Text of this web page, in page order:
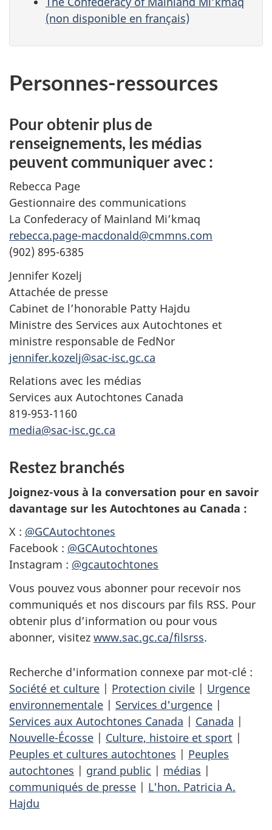
(non disponible en français)
Personnes-ressources
Pour obtenir plus de
renseignements, les médias
peuvent communiquer avec :
Rebecca Page
Gestionnaire des communications
La Confederacy of Mainland Mi’kmaq
rebecca.page-macdonald@cmmns.com
(902) 895-6385
Jennifer Kozelj
Attachée de presse
Cabinet de l’honorable Patty Hajdu
Ministre des Services aux Autochtones et
ministre responsable de FedNor
jennifer.kozelj@sac-isc.gc.ca
Relations avec les médias
Services aux Autochtones Canada
819-953-1160
media@sac-isc.gc.ca
Restez branchés
Joignez-vous à la conversation pour en savoir
davantage sur les Autochtones au Canada :
X : @GCAutochtones
Facebook : @GCAutochtones
Instagram : @gcautochtones
Vous pouvez vous abonner pour recevoir nos
communiqués et nos discours par fils RSS. Pour
obtenir plus d’information ou pour vous
abonner, visitez www.sac.gc.ca/filsrss.
Recherche d'information connexe par mot-clé :
Société et culture | Protection civile | Urgence
environnementale | Services d'urgence |
Services aux Autochtones Canada | Canada |
Nouvelle-Écosse | Culture, histoire et sport |
Peuples et cultures autochtones | Peuples
autochtones | grand public | médias |
communiqués de presse | L'hon. Patricia A.
Hajdu